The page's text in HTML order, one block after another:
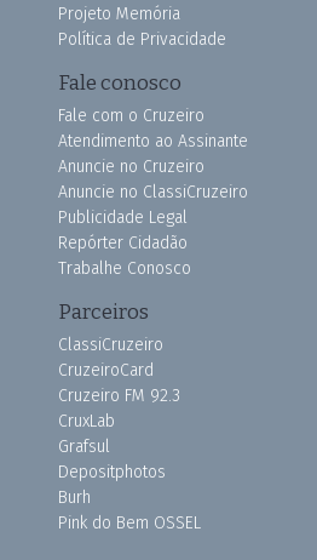
Projeto Memória
Política de Privacidade
Fale conosco
Fale com o Cruzeiro
Atendimento ao Assinante
Anuncie no Cruzeiro
Anuncie no ClassiCruzeiro
Publicidade Legal
Repórter Cidadão
Trabalhe Conosco
Parceiros
ClassiCruzeiro
CruzeiroCard
Cruzeiro FM 92.3
CruxLab
Grafsul
Depositphotos
Burh
Pink do Bem OSSEL